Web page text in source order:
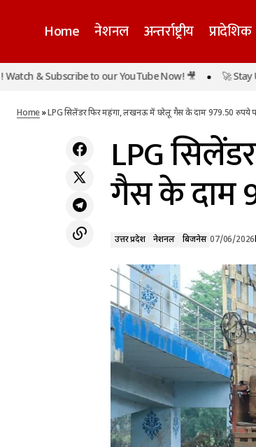
Home नेशनल अन्तर्राष्ट्रीय प्रादेशिक
दिल्ली की कड़कड़डूमा कोर्ट में तड़के लगी आग, बड़ा
& Subscribe to our YouTube Now! 🎥 🚀 Stay
Home»LPG सिलेंडर फिर महंगा, लखनऊ में घरेलू गैस के दाम 979.50 रुपये
LPG
गैस के दाम
उत्तर प्रदेश नेशनल बिजनेस 07/06/2026